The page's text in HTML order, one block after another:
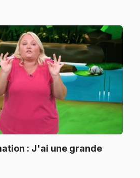
: J'ai une grande